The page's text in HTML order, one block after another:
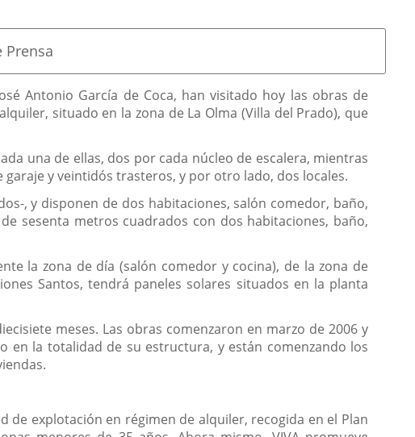
Prensa
Antonio García de Coca, han visitado hoy las obras de
situado en la zona de La Olma (Villa del Prado), que
una de ellas, dos por cada núcleo de escalera, mientras
garaje y veintidós trasteros, y por otro lado, dos locales.
, y disponen de dos habitaciones, salón comedor, baño,
sesenta metros cuadrados con dos habitaciones, baño,
la zona de día (salón comedor y cocina), de la zona de
Santos, tendrá paneles solares situados en la planta
meses. Las obras comenzaron en marzo de 2006 y
en la totalidad de su estructura, y están comenzando los
explotación en régimen de alquiler, recogida en el Plan